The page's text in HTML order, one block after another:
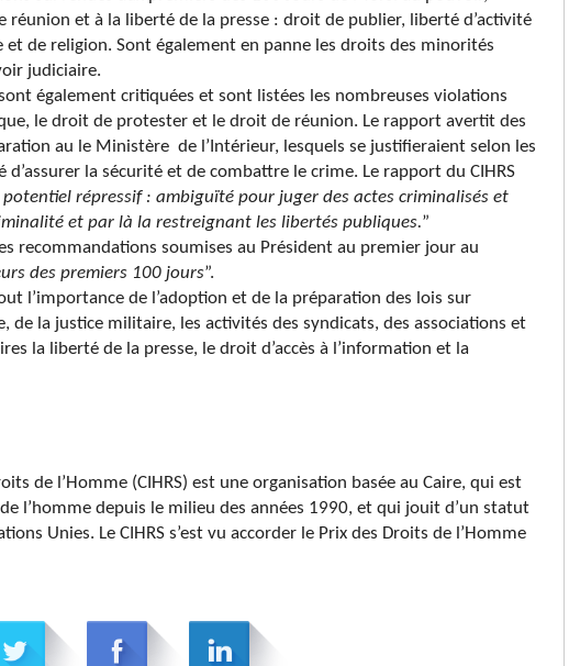
réunion et à la liberté de la presse : droit de publier, liberté d’activité
de religion. Sont également en panne les droits des minorités
judiciaire.
également critiquées et sont listées les nombreuses violations
le droit de protester et le droit de réunion. Le rapport avertit des
au le Ministère de l’Intérieur, lesquels se justifieraient selon les
la sécurité et de combattre le crime. Le rapport du CIHRS
répressif : ambiguïté pour juger des actes criminalisés et
et par là la restreignant les libertés publiques.”
recommandations soumises au Président au premier jour au
des premiers 100 jours”.
l’importance de l’adoption et de la préparation des lois sur
de la justice militaire, les activités des syndicats, des associations et
la liberté de la presse, le droit d’accès à l’information et la
de l’Homme (CIHRS) est une organisation basée au Caire, qui est
l’homme depuis le milieu des années 1990, et qui jouit d’un statut
Unies. Le CIHRS s’est vu accorder le Prix des Droits de l’Homme